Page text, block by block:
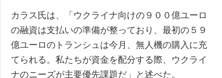
カラス氏は、「ウクライナ向けの９００億ユーロ
の融資は支払いの準備が整っており、最初の５９
億ユーロのトランシュは今月、無人機の購入に充
てられる。私たちが資金を配分する際、ウクライ
ナのニーズが主要優先課題だ」と述べた。